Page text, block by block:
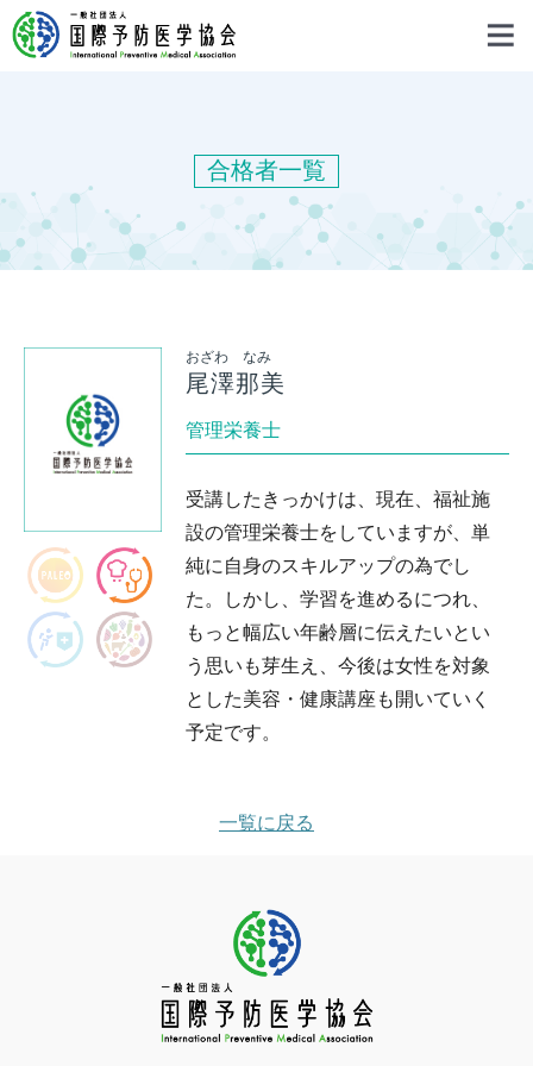
合格者一覧
おざわ なみ
尾澤那美
管理栄養士
受講したきっかけは、現在、福祉施
設の管理栄養士をしていますが、単
純に自身のスキルアップの為でし
た。しかし、学習を進めるにつれ、
もっと幅広い年齢層に伝えたいとい
う思いも芽生え、今後は女性を対象
とした美容・健康講座も開いていく
予定です。
一覧に戻る